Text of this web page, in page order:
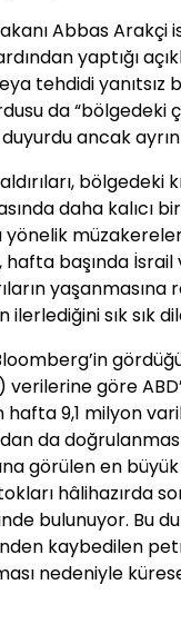
Abbas Arakçi
yaptığı
tehdidi yanıtsız
da “bölgedeki
duyurdu ancak
bölgedeki
daha kalıcı
yönelik
hafta başında İsrail
ilerlediğini sık sık
verilerine göre
9,1 milyon
da
görülen en
hâlihazırda
bulunuyor. Bu
kaybedilen
nedeniyle